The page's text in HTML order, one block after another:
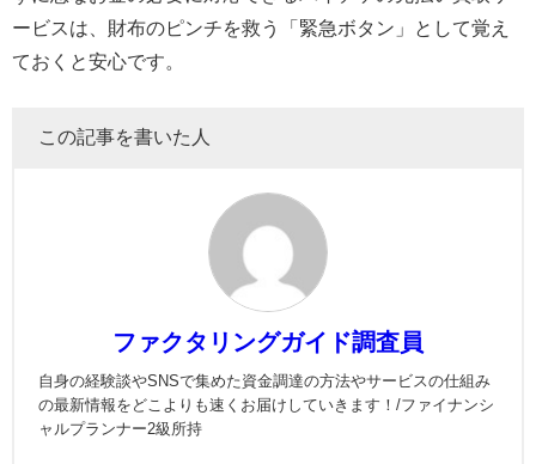
ービスは、財布のピンチを救う「緊急ボタン」として覚え
ておくと安心です。
この記事を書いた人
ファクタリングガイド調査員
自身の経験談やSNSで集めた資金調達の方法やサービスの仕組み
の最新情報をどこよりも速くお届けしていきます！/ファイナンシ
ャルプランナー2級所持